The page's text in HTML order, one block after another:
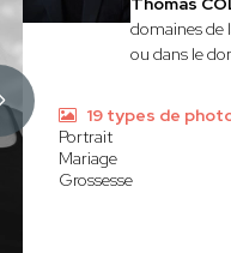
domaines de
ou dans le
19 types de
Portrait
Mariage
Grossesse